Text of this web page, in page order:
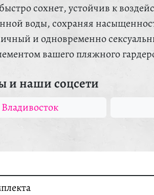
сохнет, устойчив к
воды, сохраняя
и одновременно
вашего пляжного
и наши соцсети
Владивосток